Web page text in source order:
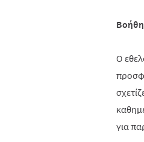
Ο
για